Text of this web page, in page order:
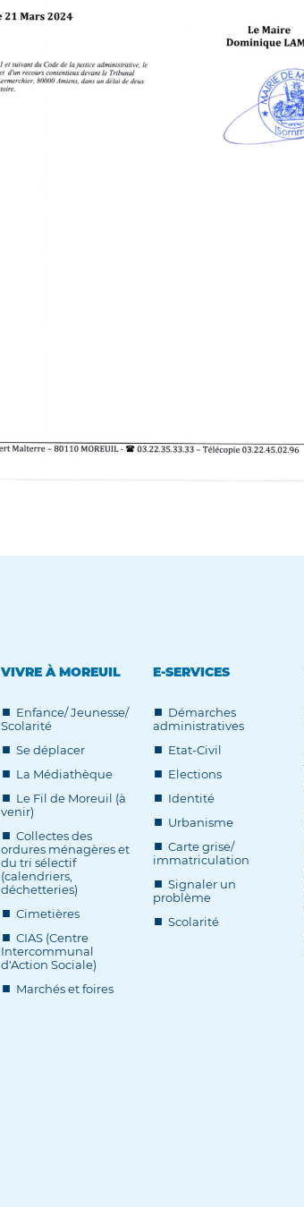
VIVRE À MOREUIL
Enfance/ Jeunesse/
Scolarité
Se déplacer
La Médiathèque
Le Fil de Moreuil (à
venir)
Collectes des
ordures ménagères et
du tri sélectif
(calendriers,
déchetteries)
Cimetières
CIAS (Centre
Intercommunal
d'Action Sociale)
Marchés et foires
E-SERVICES
Démarches
administratives
Etat-Civil
Elections
Identité
Urbanisme
Carte grise/
immatriculation
Signaler un
problème
Scolarité